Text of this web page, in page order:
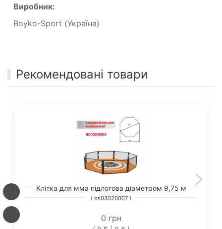
Виробник:
Boyko-Sport (Україна)
Рекомендовані товари
Клітка для мма підлогова діаметром 9,75 м
( bs03020007 )
0 грн